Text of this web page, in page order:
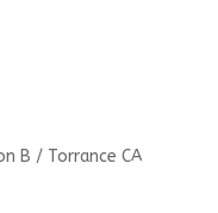
B / Torrance CA